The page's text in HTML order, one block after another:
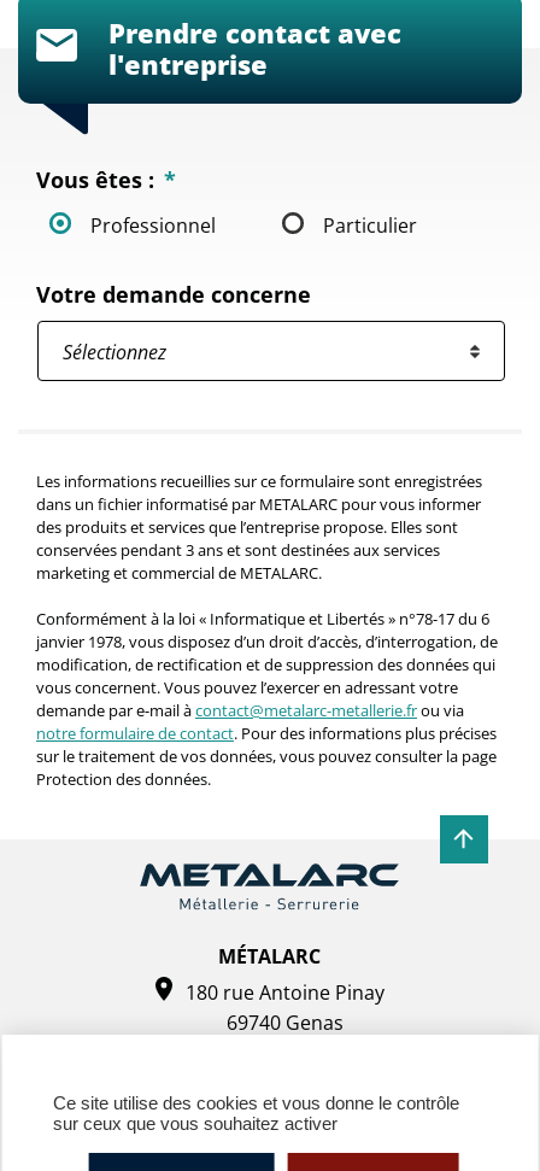
Prendre contact avec
l'entreprise
Vous êtes : *
Professionnel Particulier
Votre demande concerne
Les informations recueillies sur ce formulaire sont enregistrées
dans un fichier informatisé par METALARC pour vous informer
des produits et services que l’entreprise propose. Elles sont
conservées pendant 3 ans et sont destinées aux services
marketing et commercial de METALARC.
Conformément à la loi « Informatique et Libertés » n°78-17 du 6
janvier 1978, vous disposez d’un droit d’accès, d’interrogation, de
modification, de rectification et de suppression des données qui
vous concernent. Vous pouvez l’exercer en adressant votre
demande par e-mail àcontact@metalarc-metallerie.frou via
notre formulaire de contact. Pour des informations plus précises
sur le traitement de vos données, vous pouvez consulter la page
Protection des données.
MÉTALARC
180 rue Antoine Pinay
69740 Genas
Ce site utilise des cookies et vous donne le contrôle
sur ceux que vous souhaitez activer